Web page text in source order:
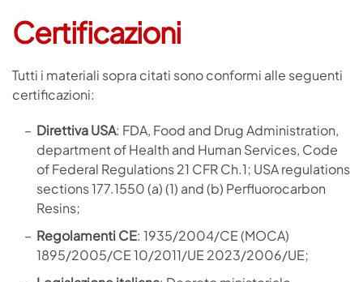
Certificazioni
Tutti i materiali sopra citati sono conformi alle seguenti
certificazioni:
Direttiva USA: FDA, Food and Drug Administration,
department of Health and Human Services, Code
of Federal Regulations 21 CFR Ch.1; USA regulations
sections 177.1550 (a) (1) and (b) Perfluorocarbon
Resins;
Regolamenti CE: 1935/2004/CE (MOCA)
1895/2005/CE 10/2011/UE 2023/2006/UE;